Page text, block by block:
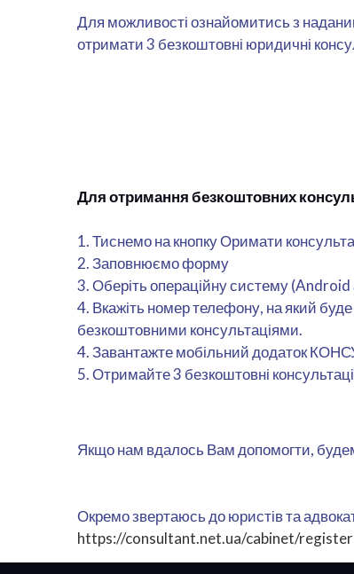
Для можливості ознайомитись з
отримати 3 безкоштовні юридичні
Для отримання безкоштовних
1. Тиснемо на кнопку Оримати
2. Заповнюємо форму
3. Оберіть операційну систему (Android
4. Вкажіть номер телефону, на який
безкоштовними консультаціями.
4. Завантажте мобільний додаток
5. Отримайте 3 безкоштовні
Якщо нам вдалось Вам допомогти,
Окремо звертаюсь до юристів та
https://consultant.net.ua/cabinet/register